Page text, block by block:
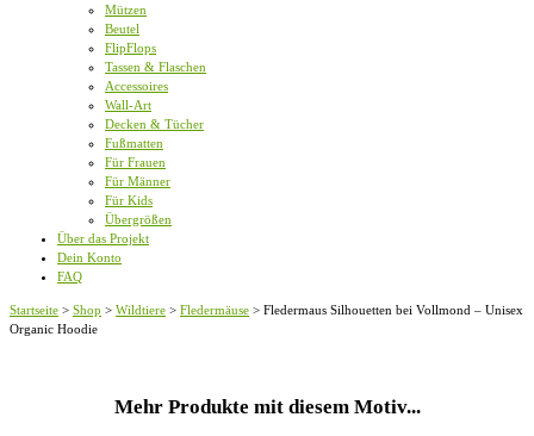
Mützen
Beutel
FlipFlops
Tassen & Flaschen
Accessoires
Wall-Art
Decken & Tücher
Fußmatten
Für Frauen
Für Männer
Für Kids
Übergrößen
Über das Projekt
Dein Konto
FAQ
Startseite > Shop > Wildtiere > Fledermäuse > Fledermaus Silhouetten bei Vollmond – Unisex
Organic Hoodie
Mehr Produkte mit diesem Motiv...